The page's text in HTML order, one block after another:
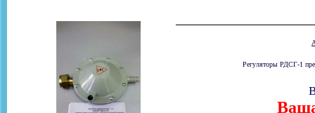
Регуляторы РДСГ-1